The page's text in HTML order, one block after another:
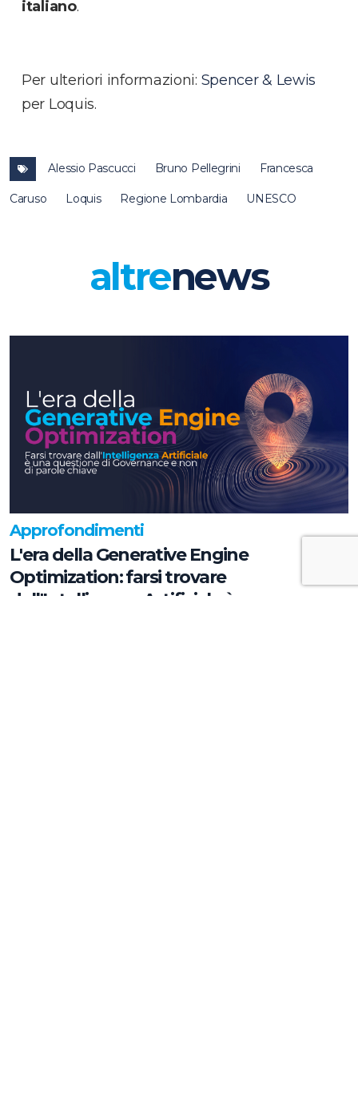
italiano.
Per ulteriori informazioni: Spencer & Lewis
per Loquis.
Alessio Pascucci Bruno Pellegrini Francesca
Caruso Loquis Regione Lombardia UNESCO
altrenews
Approfondimenti
L'era della Generative Engine
Optimization: farsi trovare
dall'Intelligenza Artificiale è una